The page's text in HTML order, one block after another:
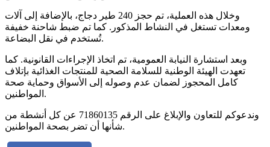
وخلال هذه العملية، تم حجز 240 طير دجاج، بالإضافة إلى آلات
ومعدات تستغل في النشاط المذكور. كما تم ضبط شاحنة خفيفة
تُستخدم في نقل البضاعة.
وبعد استشارة النيابة العمومية، تم اتخاذ الإجراءات القانونية. كما
تعهدت الهيئة الوطنية للسلامة الصحية للمنتجات الغذائية بإتلاف
كامل المحجوز لضمان عدم وصوله إلى الأسواق وحماية صحة
المواطنين.
وندعوكم للتعاون والإبلاغ على الرقم 71860135 عن كل أنشطة من
شأنها أن تضر بصحة المواطنين.